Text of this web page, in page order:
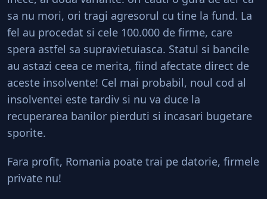
sa nu mori, ori tragi agresorul cu tine la fund. La
fel au procedat si cele 100.000 de firme, care
spera astfel sa supravietuiasca. Statul si bancile
au astazi ceea ce merita, fiind afectate direct de
aceste insolvente! Cel mai probabil, noul cod al
insolventei este tardiv si nu va duce la
recuperarea banilor pierduti si incasari bugetare
sporite.
Fara profit, Romania poate trai pe datorie, firmele
private nu!